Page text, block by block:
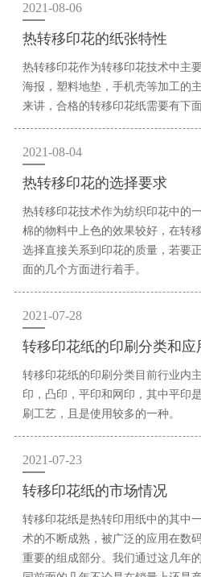
2021-08-06
热转移印花的纸张特性
热转移印花作为转移印花技术中主
海报，塑料地垫，手机壳等加工的
来讲，合格的转移印花纸需要有下
2021-08-04
热转移印花的选择要求
热转移印花技术作为纺织印花中的
棉的物料中上色的效果较好，在转
选择直接关系到印花的质量，若要
面的几个方面进行着手。
2021-07-28
转移印花纸的印刷分类和应
转移印花纸的印刷分类目前行业内
印，凸印，平印和网印，其中平印
刷工艺，且是使用较多的一种。
2021-07-23
转移印花纸的市场情况
转移印花纸是热转印用纸中的其中
术的不断成熟，被广泛的应用在数
重要的组成部分。我们通过这几年